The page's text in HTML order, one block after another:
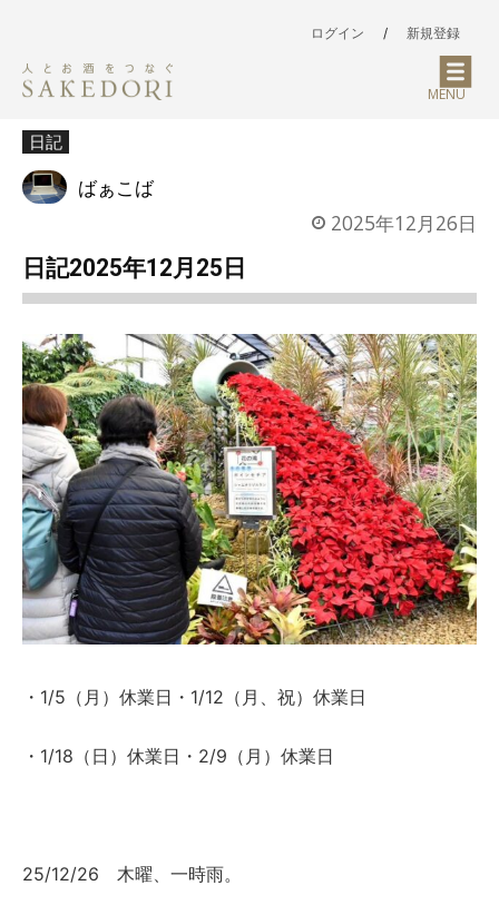
ログイン / 新規登録
MENU
日記
ばぁこば
2025年12月26日
日記2025年12月25日
・1/5（月）休業日・1/12（月、祝）休業日
・1/18（日）休業日・2/9（月）休業日
25/12/26 木曜、一時雨。